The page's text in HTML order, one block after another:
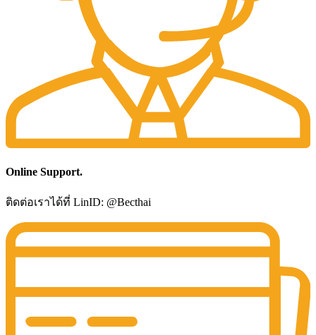
Online Support.
ติดต่อเราได้ที่ LinID: @Becthai